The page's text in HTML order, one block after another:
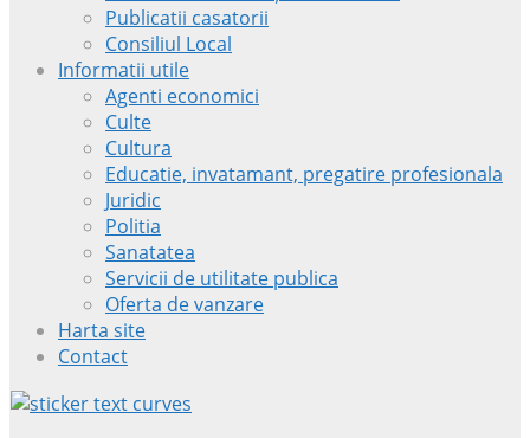
Publicatii casatorii
Consiliul Local
Informatii utile
Agenti economici
Culte
Cultura
Educatie, invatamant, pregatire profesionala
Juridic
Politia
Sanatatea
Servicii de utilitate publica
Oferta de vanzare
Harta site
Contact